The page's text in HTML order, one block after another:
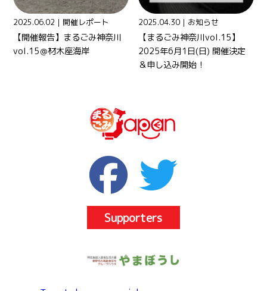
2025.06.02｜ 開催レポート
【開催報告】まるごみ神奈川
vol.15＠材木座海岸
2025.04.30｜ お知らせ
【まるごみ神奈川vol.15】
2025年6月1日(日) 開催決定
＆申し込み開始！
Supporters